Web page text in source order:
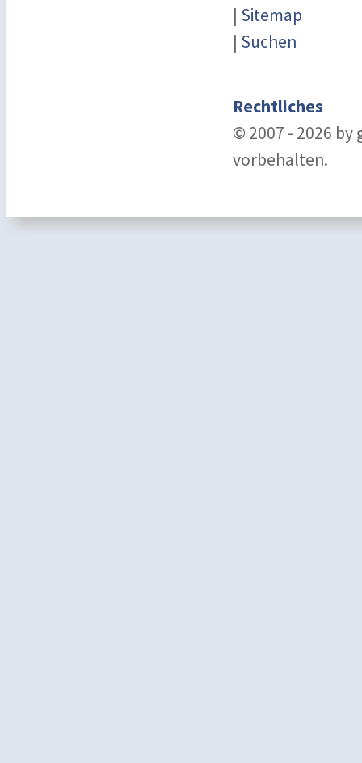
| Sitemap
| Suchen
Rechtliches
© 2007 - 2026 by
vorbehalten.